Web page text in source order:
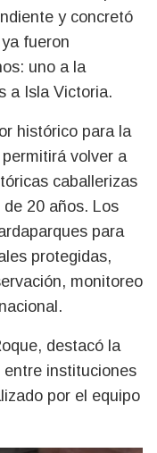
y concretó
fueron
uno a la
a Isla Victoria.
histórico para la
volver a
caballerizas
20 años. Los
para
protegidas,
monitoreo
destacó la
instituciones
por el equipo